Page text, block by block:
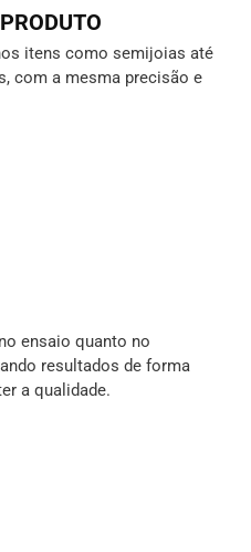
itens como semijoias até
com a mesma precisão e
ensaio quanto no
resultados de forma
a qualidade.